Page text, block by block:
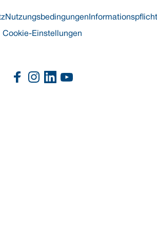
Nutzungsbedingungen
Cookie-Einstellungen